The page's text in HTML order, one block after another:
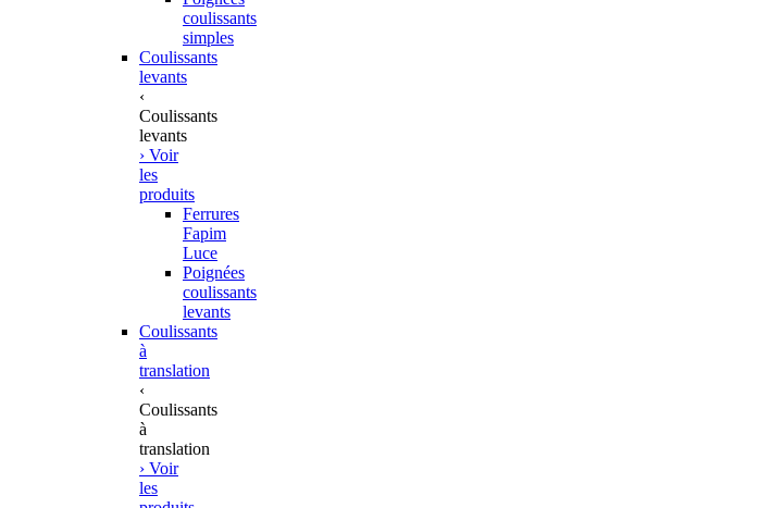
coulissants
simples
Coulissants
levants
‹
Coulissants
levants
› Voir
les
produits
Ferrures
Fapim
Luce
Poignées
coulissants
levants
Coulissants
à
translation
‹
Coulissants
à
translation
› Voir
les